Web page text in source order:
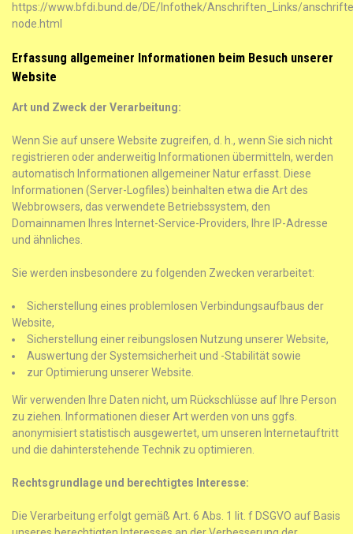
https://www.bfdi.bund.de/DE/Infothek/Anschriften_Links/
node.html
Erfassung allgemeiner Informationen beim Besuch unserer
Website
Art und Zweck der Verarbeitung:
Wenn Sie auf unsere Website zugreifen, d. h., wenn Sie sich nicht
registrieren oder anderweitig Informationen übermitteln, werden
automatisch Informationen allgemeiner Natur erfasst. Diese
Informationen (Server-Logfiles) beinhalten etwa die Art des
Webbrowsers, das verwendete Betriebssystem, den
Domainnamen Ihres Internet-Service-Providers, Ihre IP-Adresse
und ähnliches.
Sie werden insbesondere zu folgenden Zwecken verarbeitet:
Sicherstellung eines problemlosen Verbindungsaufbaus der
Website,
Sicherstellung einer reibungslosen Nutzung unserer Website,
Auswertung der Systemsicherheit und -Stabilität sowie
zur Optimierung unserer Website.
Wir verwenden Ihre Daten nicht, um Rückschlüsse auf Ihre Person
zu ziehen. Informationen dieser Art werden von uns ggfs.
anonymisiert statistisch ausgewertet, um unseren Internetauftritt
und die dahinterstehende Technik zu optimieren.
Rechtsgrundlage und berechtigtes Interesse:
Die Verarbeitung erfolgt gemäß Art. 6 Abs. 1 lit. f DSGVO auf Basis